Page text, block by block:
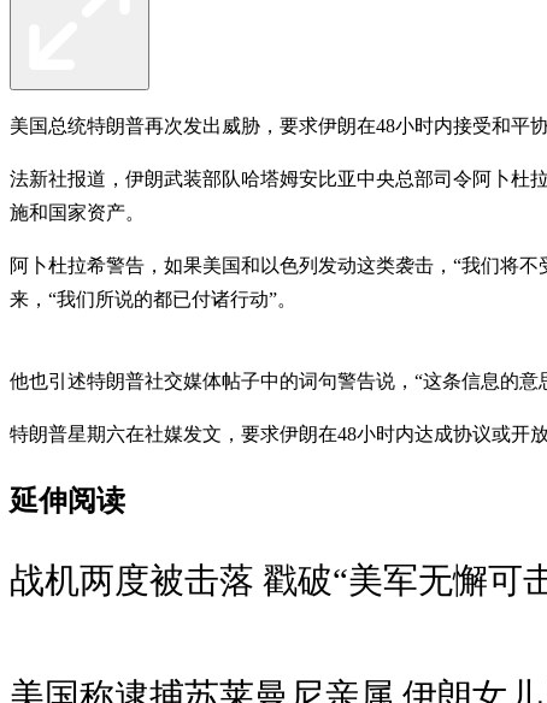
美国总统特朗普再次发出威胁，要求伊朗在48小时内接受和平
法新社报道，伊朗武装部队哈塔姆安比亚中央总部司令阿卜杜
施和国家资产。
阿卜杜拉希警告，如果美国和以色列发动这类袭击，“我们将
来，“我们所说的都已付诸行动”。
他也引述特朗普社交媒体帖子中的词句警告说，“这条信息的意
特朗普星期六在社媒发文，要求伊朗在48小时内达成协议或开
延伸阅读
战机两度被击落 戳破“美军无懈可